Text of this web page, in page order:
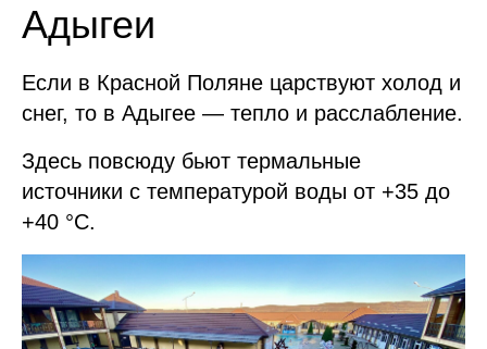
Адыгеи
Если в Красной Поляне царствуют холод и
снег, то в Адыгее — тепло и расслабление.
Здесь повсюду бьют термальные
источники с температурой воды от +35 до
+40 °C.